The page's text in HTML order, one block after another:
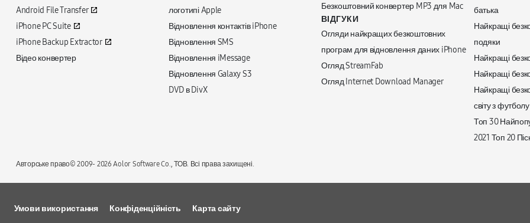
Android File Transfer
iPhone PC Suite
iPhone Backup Extractor
Відео конвертер
логотипі Apple
Відновлення контактів iPhone
Відновлення SMS
Відновлення iMessage
Відновлення Galaxy S3
DVD в DivX
Безкоштовний конвертер MP3 для Mac
ВІДГУКИ
Огляди найкращих безкоштовних
програм для відновлення даних iPhone
Огляд StreamFab
Огляд Internet Download Manager
батька
Найкращі
подяки
Найкращі
Найкращі
Найкращі
світу з футболу
Топ 30
2021 Топ 20
Авторське право© 2009- 2026 Aolor Software Co., ТОВ. Всі права захищені.
Умови використання Конфіденційність Карта сайту